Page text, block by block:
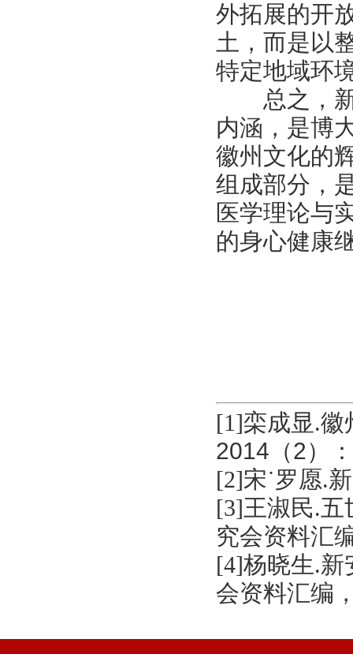
外拓展的开
土，而是以
特定地域环
总之，新
内涵，是博
徽州文化的
组成部分，
医学理论与
的身心健康
[1]栾成显.徽
2014（2）
[2]宋˙罗愿.
[3] 王淑民.五
究会资料汇
[4]杨晓生.新
会资料汇编